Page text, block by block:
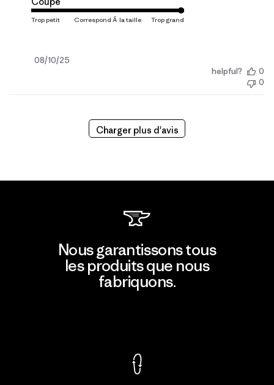
Date
08/10/25
helpful?
0
0
Charger plus d'avis
Nous garantissons tous
les produits que nous
fabriquons.